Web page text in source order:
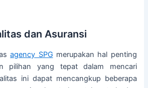
dan Asuransi
agency SPG merupakan hal penting
pilihan yang tepat dalam mencari
ini dapat mencangkup beberapa